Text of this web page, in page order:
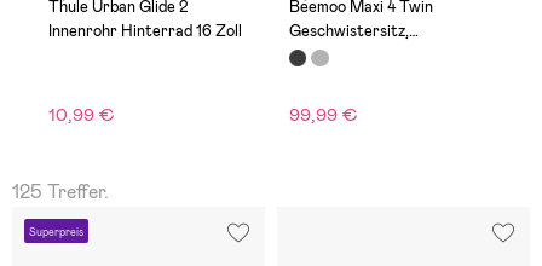
Thule Urban Glide 2
Innenrohr Hinterrad 16 Zoll
10,99 €
Beemoo Maxi 4 Twin
Geschwistersitz,
Black/Black
99,99 €
125 Treffer.
Superpreis